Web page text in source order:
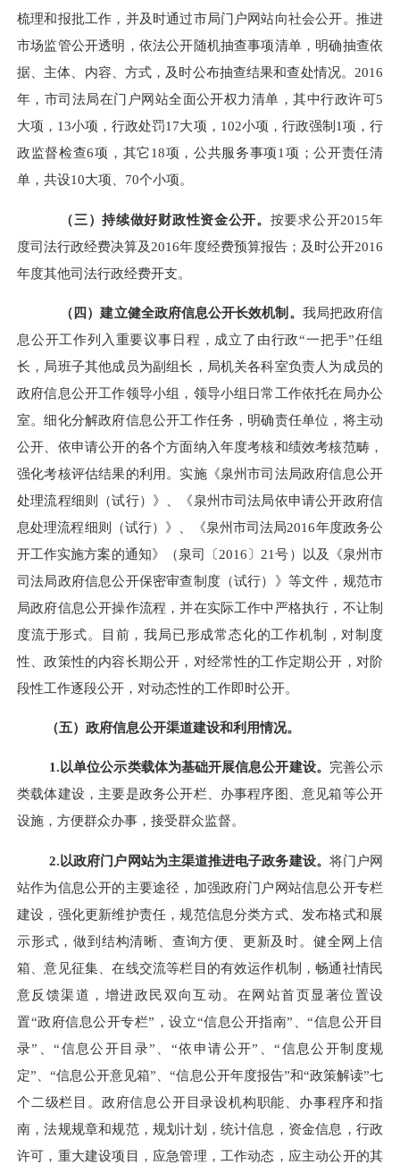
梳理和报批工作，并及时通过市局门户网站向社会公开。推进
市场监管公开透明，依法公开随机抽查事项清单，明确抽查依
据、主体、内容、方式，及时公布抽查结果和查处情况。2016
年，市司法局在门户网站全面公开权力清单，其中行政许可5
大项，13小项，行政处罚17大项，102小项，行政强制1项，行
政监督检查6项，其它18项，公共服务事项1项；公开责任清
单，共设10大项、70个小项。
（三）持续做好财政性资金公开。 按要求公开2015年
度司法行政经费决算及2016年度经费预算报告；及时公开2016
年度其他司法行政经费开支。
（四）建立健全政府信息公开长效机制。 我局把政府信
息公开工作列入重要议事日程，成立了由行政“一把手”任组
长，局班子其他成员为副组长，局机关各科室负责人为成员的
政府信息公开工作领导小组，领导小组日常工作依托在局办公
室。细化分解政府信息公开工作任务，明确责任单位，将主动
公开、依申请公开的各个方面纳入年度考核和绩效考核范畴，
强化考核评估结果的利用。实施《泉州市司法局政府信息公开
处理流程细则（试行）》、《泉州市司法局依申请公开政府信
息处理流程细则（试行）》、《泉州市司法局2016年度政务公
开工作实施方案的通知》（泉司〔2016〕21号）以及《泉州市
司法局政府信息公开保密审查制度（试行）》等文件，规范市
局政府信息公开操作流程，并在实际工作中严格执行，不让制
度流于形式。目前，我局已形成常态化的工作机制，对制度
性、政策性的内容长期公开，对经常性的工作定期公开，对阶
段性工作逐段公开，对动态性的工作即时公开。
（五）政府信息公开渠道建设和利用情况。
1.以单位公示类载体为基础开展信息公开建设。 完善公示
类载体建设，主要是政务公开栏、办事程序图、意见箱等公开
设施，方便群众办事，接受群众监督。
2. 以政府门户网站为主渠道推进电子政务建设。 将门户网
站作为信息公开的主要途径，加强政府门户网站信息公开专栏
建设，强化更新维护责任，规范信息分类方式、发布格式和展
示形式，做到结构清晰、查询方便、更新及时。健全网上信
箱、意见征集、在线交流等栏目的有效运作机制，畅通社情民
意反馈渠道，增进政民双向互动。在网站首页显著位置设
置“政府信息公开专栏”，设立“信息公开指南”、“信息公开目
录”、“信息公开目录”、“依申请公开”、“信息公开制度规
定”、“信息公开意见箱”、“信息公开年度报告”和“政策解读”七
个二级栏目。政府信息公开目录设机构职能、办事程序和指
南，法规规章和规范，规划计划，统计信息，资金信息，行政
许可，重大建设项目，应急管理，工作动态，应主动公开的其